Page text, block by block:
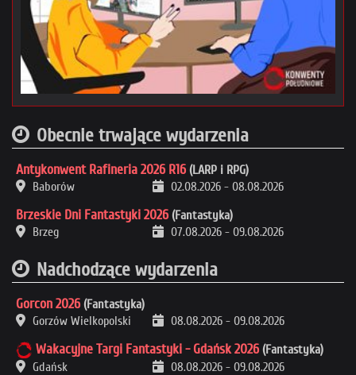
Obecnie trwające wydarzenia
Antykonwent Rafineria 2026 R16 (LARP i RPG)
Baborów
02.08.2026 - 08.08.2026
Brzeskie Dni Fantastyki 2026 (Fantastyka)
Brzeg
07.08.2026 - 09.08.2026
Nadchodzące wydarzenia
Gorcon 2026 (Fantastyka)
Gorzów Wielkopolski
08.08.2026 - 09.08.2026
Wakacyjne Targi Fantastyki - Gdańsk 2026 (Fantastyka)
Gdańsk
08.08.2026 - 09.08.2026